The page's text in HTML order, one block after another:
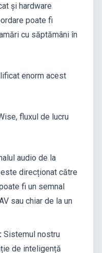
și hardware
poate fi
cu săptămâni în
enorm acest
fluxul de lucru
audio de la
direcționat către
fi un semnal
sau chiar de la un
Sistemul nostru
de inteligență